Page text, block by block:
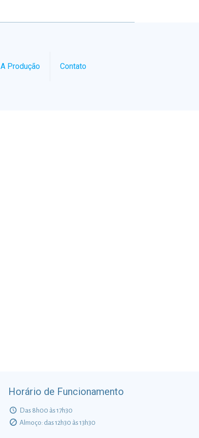
A Produção Contato
Horário de Funcionamento
Das 8h00 às 17h30
Almoço: das 12h30 às 13h30